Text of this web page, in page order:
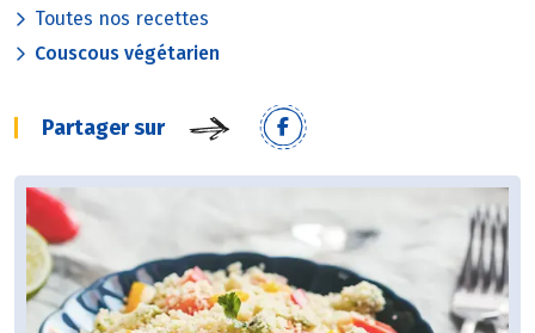
Toutes nos recettes
Couscous végétarien
Partager sur